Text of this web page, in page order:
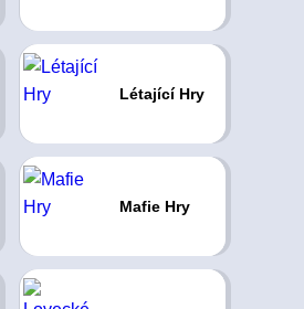
Létající Hry
Mafie Hry